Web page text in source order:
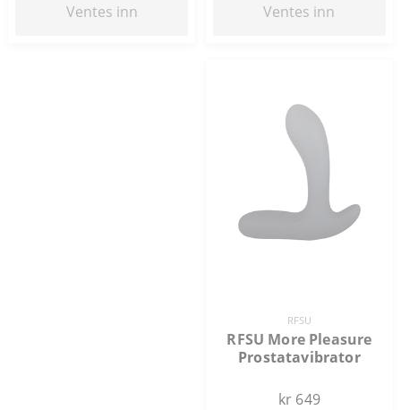
Ventes inn Ventes inn
RFSU
RFSU More Pleasure
Prostatavibrator
kr 649